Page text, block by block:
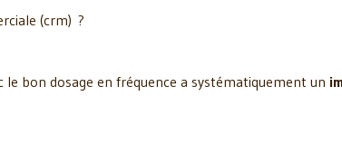
(crm) ?
bon dosage en fréquence a systématiquement un